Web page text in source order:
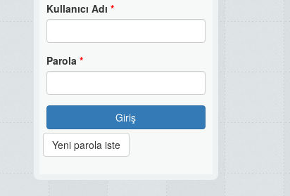
Kullanıcı Adı *
Parola *
Giriş
Yeni parola iste